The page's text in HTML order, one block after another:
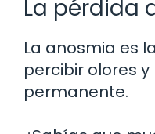
La pérdida
La anosmia es
percibir olores
permanente.